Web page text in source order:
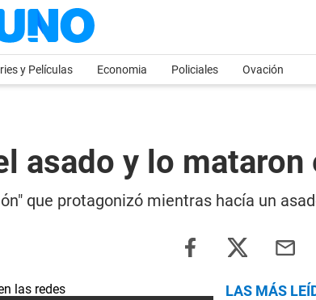
y Películas Economia Policiales Ovación
asado y lo mataron
que protagonizó mientras hacía un
LAS MÁS